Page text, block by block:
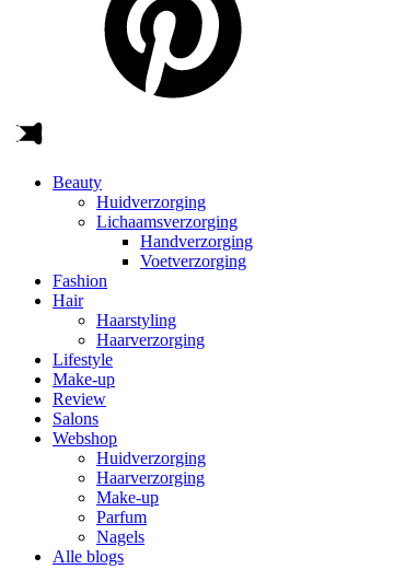
Beauty
Huidverzorging
Lichaamsverzorging
Handverzorging
Voetverzorging
Fashion
Hair
Haarstyling
Haarverzorging
Lifestyle
Make-up
Review
Salons
Webshop
Huidverzorging
Haarverzorging
Make-up
Parfum
Nagels
Alle blogs